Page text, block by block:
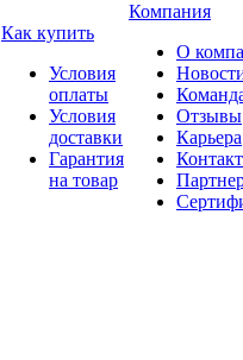
Как купить
Условия
оплаты
Условия
доставки
Гарантия
на товар
Компания
О
Отзывы
Карьера